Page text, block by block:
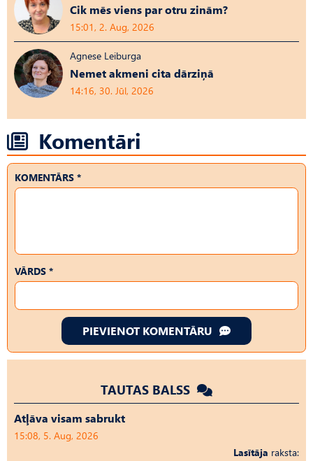
Cik mēs viens par otru zinām?
15:01, 2. Aug, 2026
Agnese Leiburga
Nemet akmeni cita dārziņā
14:16, 30. Jūl, 2026
Komentāri
KOMENTĀRS *
VĀRDS *
PIEVIENOT KOMENTĀRU
TAUTAS BALSS
Atļāva visam sabrukt
15:08, 5. Aug, 2026
Lasītāja raksta: